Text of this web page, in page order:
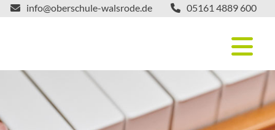
05161 4889 600
info@oberschule-walsrode.de